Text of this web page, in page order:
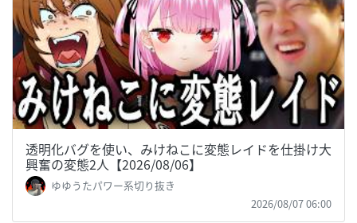
透明化バグを使い、みけねこに変態レイドを仕掛け大
興奮の変態2人【2026/08/06】
ゆゆうたパワー系切り抜き
2026/08/07 06:00